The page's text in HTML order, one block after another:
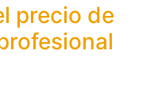
precio de